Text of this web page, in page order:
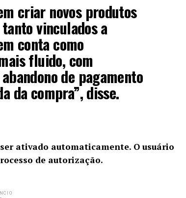
criar novos produtos
vinculados a
conta como
fluido, com
de pagamento
da compra”, disse.
ativado automaticamente. O usuário
de autorização.